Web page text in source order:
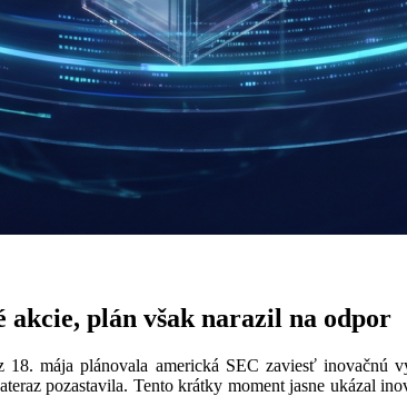
plán však narazil na odpor
mája plánovala americká SEC zaviesť inovačnú
pozastavila. Tento krátky moment jasne ukázal